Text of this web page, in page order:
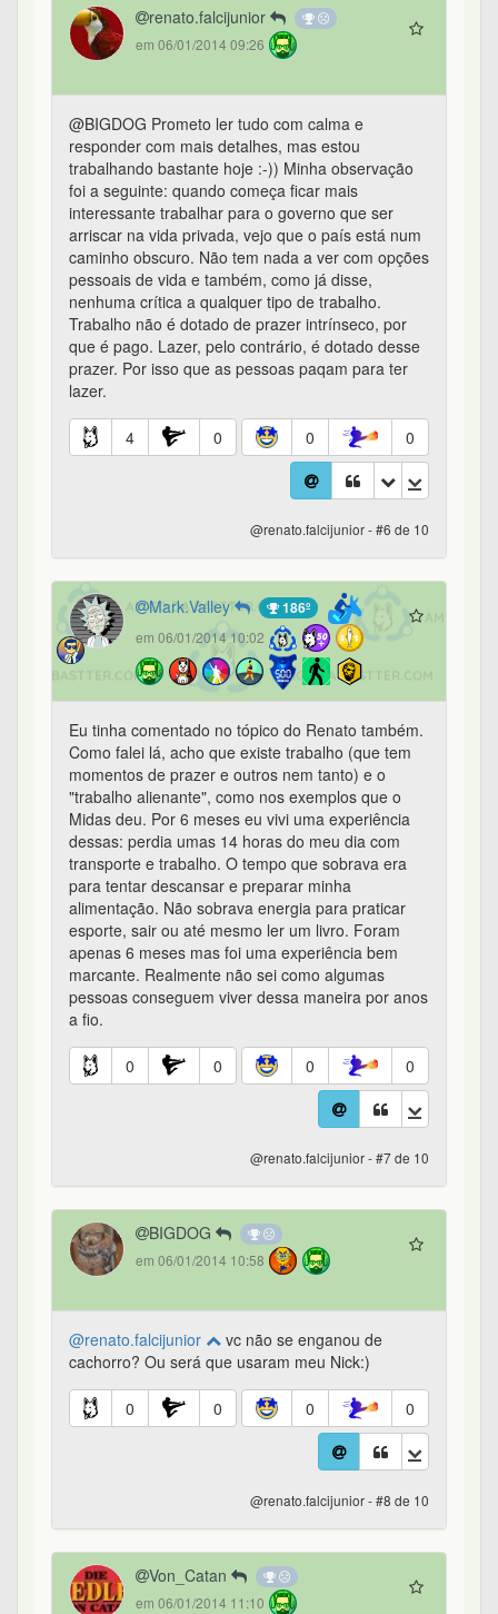
renato.falcijunior
em 06/01/2014 09:26
@BIGDOG Prometo ler tudo com calma e
responder com mais detalhes, mas estou
trabalhando bastante hoje :-)) Minha observação
foi a seguinte: quando começa ficar mais
interessante trabalhar para o governo que ser
arriscar na vida privada, vejo que o país está num
caminho obscuro. Não tem nada a ver com opções
pessoais de vida e também, como já disse,
nenhuma crítica a qualquer tipo de trabalho.
Trabalho não é dotado de prazer intrínseco, por
que é pago. Lazer, pelo contrário, é dotado desse
prazer. Por isso que as pessoas paqam para ter
lazer.
4 0 0 0
@renato.falcijunior - #6 de 10
Mark.Valley 186º
em 06/01/2014 10:02
Eu tinha comentado no tópico do Renato também.
Como falei lá, acho que existe trabalho (que tem
momentos de prazer e outros nem tanto) e o
"trabalho alienante", como nos exemplos que o
Midas deu. Por 6 meses eu vivi uma experiência
dessas: perdia umas 14 horas do meu dia com
transporte e trabalho. O tempo que sobrava era
para tentar descansar e preparar minha
alimentação. Não sobrava energia para praticar
esporte, sair ou até mesmo ler um livro. Foram
apenas 6 meses mas foi uma experiência bem
marcante. Realmente não sei como algumas
pessoas conseguem viver dessa maneira por anos
a fio.
0 0 0 0
@renato.falcijunior - #7 de 10
BIGDOG
em 06/01/2014 10:58
@renato.falcijunior
vc não se enganou de
cachorro? Ou será que usaram meu Nick:)
0 0 0 0
@renato.falcijunior - #8 de 10
Von_Catan
em 06/01/2014 11:10